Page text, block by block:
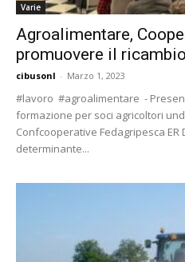
Varie
Agroalimentare,
promuovere il
cibusonl - Marzo 1, 2023
#lavoro #agroalimentare -
formazione per soci agricoltori
Confcooperative Fedagripesca ER
determinante...